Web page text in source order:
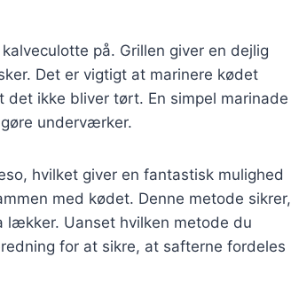
på. Grillen giver en dejlig
Det er vigtigt at marinere kødet
ikke bliver tørt. En simpel marinade
underværker.
hvilket giver en fantastisk mulighed
med kødet. Denne metode sikrer,
lækker. Uanset hvilken metode du
for at sikre, at safterne fordeles